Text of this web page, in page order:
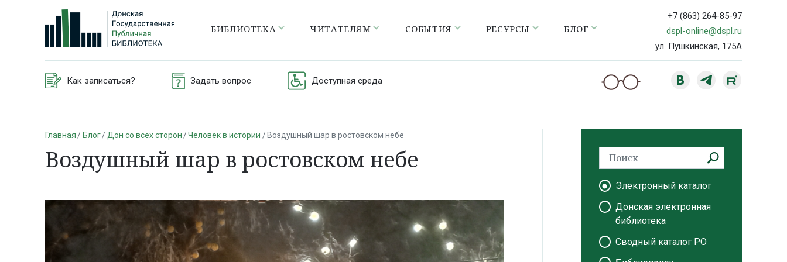
БИБЛИОТЕКА ЧИТАТЕЛЯМ СОБЫТИЯ РЕСУРСЫ БЛОГ
+7 (863) 264-85-97
dspl-online@dspl.ru
ул. Пушкинская, 175А
Как записаться? Задать вопрос Доступная среда
Главная Блог Дон со всех сторон Человек в истории Воздушный шар в ростовском небе
Воздушный шар в ростовском небе
Электронный каталог
Донская электронная
библиотека
Сводный каталог РО